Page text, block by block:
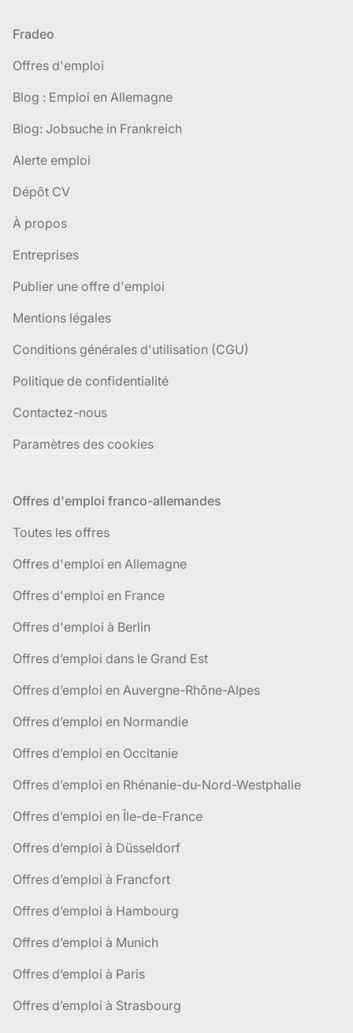
Pied de page
Fradeo
Offres d'emploi
Blog : Emploi en Allemagne
Blog: Jobsuche in Frankreich
Alerte emploi
Dépôt CV
À propos
Entreprises
Publier une offre d'emploi
Mentions légales
Conditions générales d'utilisation (CGU)
Politique de confidentialité
Contactez-nous
Paramètres des cookies
Offres d'emploi franco-allemandes
Toutes les offres
Offres d'emploi en Allemagne
Offres d'emploi en France
Offres d'emploi à Berlin
Offres d’emploi dans le Grand Est
Offres d’emploi en Auvergne-Rhône-Alpes
Offres d’emploi en Normandie
Offres d’emploi en Occitanie
Offres d’emploi en Rhénanie-du-Nord-Westphalie
Offres d’emploi en Île-de-France
Offres d’emploi à Düsseldorf
Offres d’emploi à Francfort
Offres d’emploi à Hambourg
Offres d’emploi à Munich
Offres d’emploi à Paris
Offres d’emploi à Strasbourg